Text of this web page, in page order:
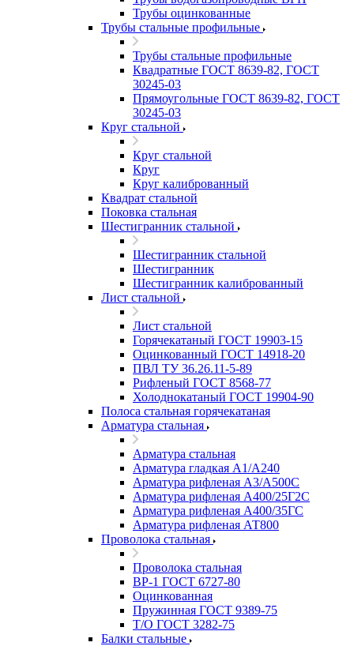
Трубы оцинкованные
Трубы стальные профильные
Трубы стальные профильные
Квадратные ГОСТ 8639-82, ГОСТ
30245-03
Прямоугольные ГОСТ 8639-82, ГОСТ
30245-03
Круг стальной
Круг стальной
Круг
Круг калиброванный
Квадрат стальной
Поковка стальная
Шестигранник стальной
Шестигранник стальной
Шестигранник
Шестигранник калиброванный
Лист стальной
Лист стальной
Горячекатаный ГОСТ 19903-15
Оцинкованный ГОСТ 14918-20
ПВЛ ТУ 36.26.11-5-89
Рифленый ГОСТ 8568-77
Холоднокатаный ГОСТ 19904-90
Полоса стальная горячекатаная
Арматура стальная
Арматура стальная
Арматура гладкая А1/А240
Арматура рифленая А3/А500С
Арматура рифленая А400/25Г2С
Арматура рифленая А400/35ГС
Арматура рифленая АТ800
Проволока стальная
Проволока стальная
ВР-1 ГОСТ 6727-80
Оцинкованная
Пружинная ГОСТ 9389-75
Т/О ГОСТ 3282-75
Балки стальные